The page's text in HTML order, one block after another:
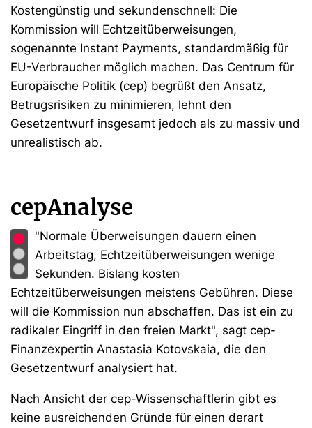
Kostengünstig und sekundenschnell: Die
Kommission will Echtzeitüberweisungen,
sogenannte Instant Payments, standardmäßig für
EU-Verbraucher möglich machen. Das Centrum für
Europäische Politik (cep) begrüßt den Ansatz,
Betrugsrisiken zu minimieren, lehnt den
Gesetzentwurf insgesamt jedoch als zu massiv und
unrealistisch ab.
cepAnalyse
"Normale Überweisungen dauern einen
Arbeitstag, Echtzeitüberweisungen wenige
Sekunden. Bislang kosten
Echtzeitüberweisungen meistens Gebühren. Diese
will die Kommission nun abschaffen. Das ist ein zu
radikaler Eingriff in den freien Markt", sagt cep-
Finanzexpertin Anastasia Kotovskaia, die den
Gesetzentwurf analysiert hat.
Nach Ansicht der cep-Wissenschaftlerin gibt es
keine ausreichenden Gründe für einen derart